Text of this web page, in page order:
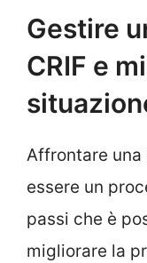
Gestire
CRIF e
Affrontare una
essere un
passi che è
migliorare la